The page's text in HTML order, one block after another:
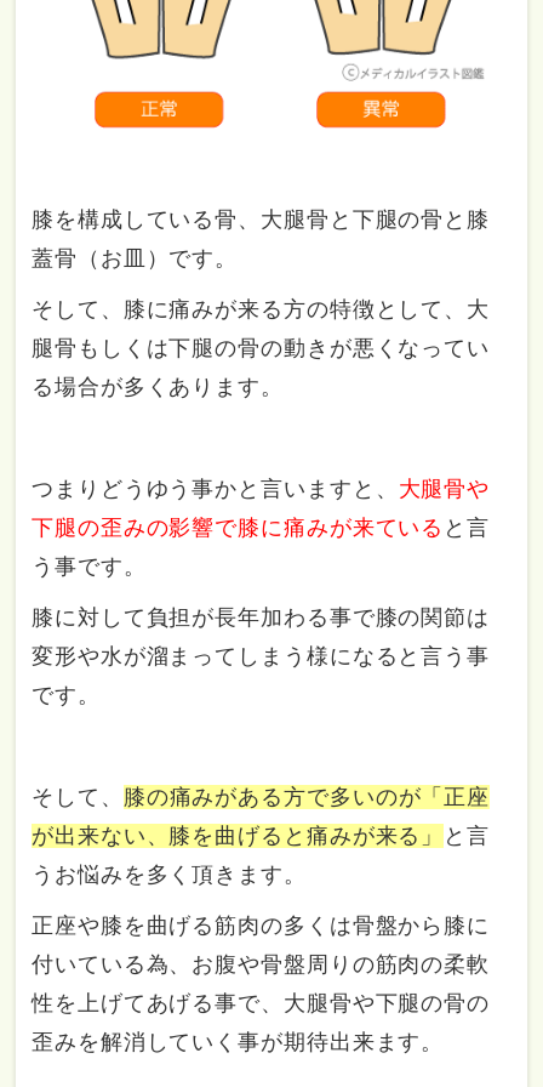
膝を構成している骨、大腿骨と下腿の骨と膝
蓋骨（お皿）です。
そして、膝に痛みが来る方の特徴として、大
腿骨もしくは下腿の骨の動きが悪くなってい
る場合が多くあります。
つまりどうゆう事かと言いますと、 大腿骨や
下腿の歪みの影響で膝に痛みが来ている と言
う事です。
膝に対して負担が長年加わる事で膝の関節は
変形や水が溜まってしまう様になると言う事
です。
そして、 膝の痛みがある方で多いのが「正座
が出来ない、膝を曲げると痛みが来る」
と言
うお悩みを多く頂きます。
正座や膝を曲げる筋肉の多くは骨盤から膝に
付いている為、お腹や骨盤周りの筋肉の柔軟
性を上げてあげる事で、大腿骨や下腿の骨の
歪みを解消していく事が期待出来ます。